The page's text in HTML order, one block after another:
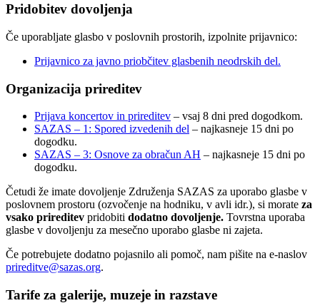
Pridobitev dovoljenja
Če uporabljate glasbo v poslovnih prostorih, izpolnite prijavnico:
Prijavnico za javno priobčitev glasbenih neodrskih del.
Organizacija prireditev
Prijava koncertov in prireditev – vsaj 8 dni pred dogodkom.
SAZAS – 1: Spored izvedenih del – najkasneje 15 dni po
dogodku.
SAZAS – 3: Osnove za obračun AH – najkasneje 15 dni po
dogodku.
Četudi že imate dovoljenje Združenja SAZAS za uporabo glasbe v
poslovnem prostoru (ozvočenje na hodniku, v avli idr.), si morate za
vsako prireditev pridobiti dodatno dovoljenje. Tovrstna uporaba
glasbe v dovoljenju za mesečno uporabo glasbe ni zajeta.
Če potrebujete dodatno pojasnilo ali pomoč, nam pišite na e-naslov
prireditve@sazas.org.
Tarife za galerije, muzeje in razstave